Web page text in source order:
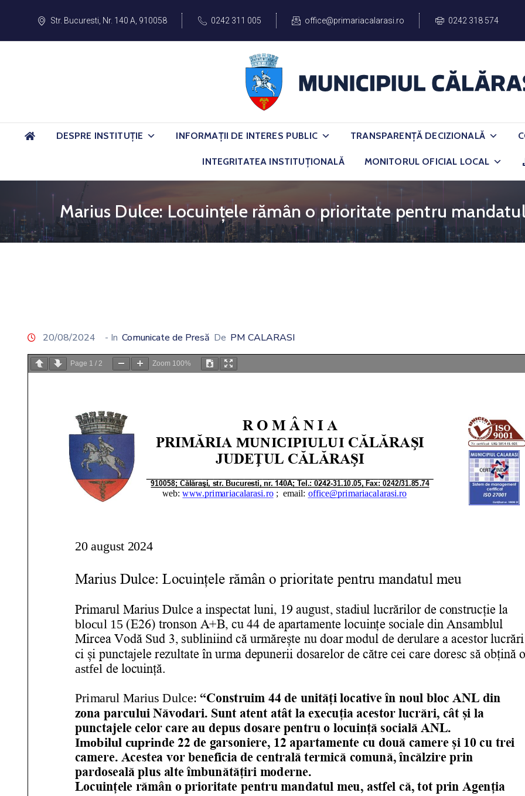
Str. Bucuresti, Nr. 140 A, 910058 0242 311 005 office@primariacalarasi.ro 0242 318 574
DESPRE INSTITUȚIE INFORMAȚII DE INTERES PUBLIC TRANSPARENȚĂ DECIZIONALĂ
INTEGRITATEA INSTITUȚIONALĂ MONITORUL OFICIAL LOCAL
Marius Dulce: Locuințele rămân o prioritate pentru
20/08/2024 - In Comunicate de Presă De PM CALARASI
Page 1 / 2 Zoom 100%